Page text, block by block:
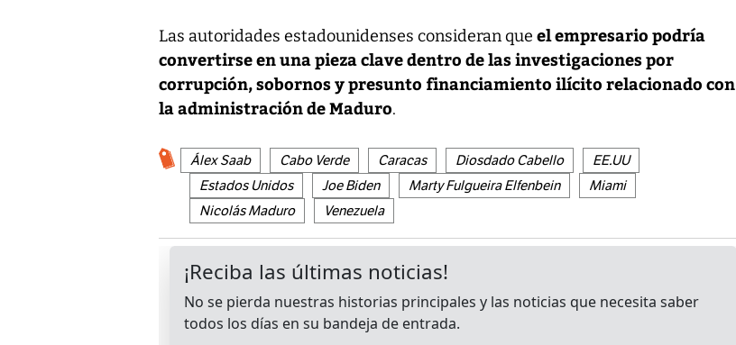
Las autoridades estadounidenses consideran que el empresario podría
convertirse en una pieza clave dentro de las investigaciones por
corrupción, sobornos y presunto financiamiento ilícito relacionado con
la administración de Maduro.
Álex Saab Cabo Verde Caracas Diosdado Cabello
EE.UU
Estados Unidos
Joe Biden Marty Fulgueira Elfenbein
Miami
Nicolás Maduro
Venezuela